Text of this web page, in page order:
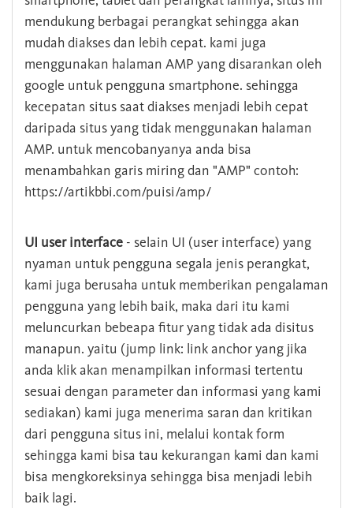
mendukung berbagai perangkat sehingga akan
mudah diakses dan lebih cepat. kami juga
menggunakan halaman AMP yang disarankan oleh
google untuk pengguna smartphone. sehingga
kecepatan situs saat diakses menjadi lebih cepat
daripada situs yang tidak menggunakan halaman
AMP. untuk mencobanyanya anda bisa
menambahkan garis miring dan "AMP" contoh:
https://artikbbi.com/puisi/amp/
UI user interface - selain UI (user interface) yang
nyaman untuk pengguna segala jenis perangkat,
kami juga berusaha untuk memberikan pengalaman
pengguna yang lebih baik, maka dari itu kami
meluncurkan bebeapa fitur yang tidak ada disitus
manapun. yaitu (jump link: link anchor yang jika
anda klik akan menampilkan informasi tertentu
sesuai dengan parameter dan informasi yang kami
sediakan) kami juga menerima saran dan kritikan
dari pengguna situs ini, melalui kontak form
sehingga kami bisa tau kekurangan kami dan kami
bisa mengkoreksinya sehingga bisa menjadi lebih
baik lagi.